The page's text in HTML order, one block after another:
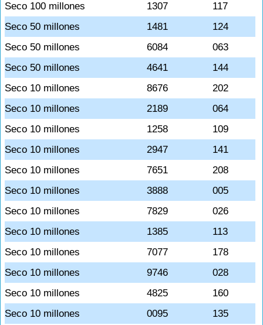
Seco 100 millones
1307
117
Seco 50 millones
1481
124
Seco 50 millones
6084
063
Seco 50 millones
4641
144
Seco 10 millones
8676
202
Seco 10 millones
2189
064
Seco 10 millones
1258
109
Seco 10 millones
2947
141
Seco 10 millones
7651
208
Seco 10 millones
3888
005
Seco 10 millones
7829
026
Seco 10 millones
1385
113
Seco 10 millones
7077
178
Seco 10 millones
9746
028
Seco 10 millones
4825
160
Seco 10 millones
0095
135